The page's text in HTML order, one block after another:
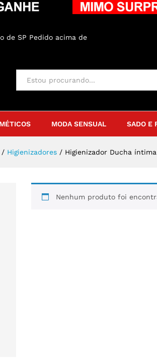
de SP Pedido acima de
MODA SENSUAL SADO E
/ Higienizadores / Higienizador Ducha íntima
Nenhum produto foi